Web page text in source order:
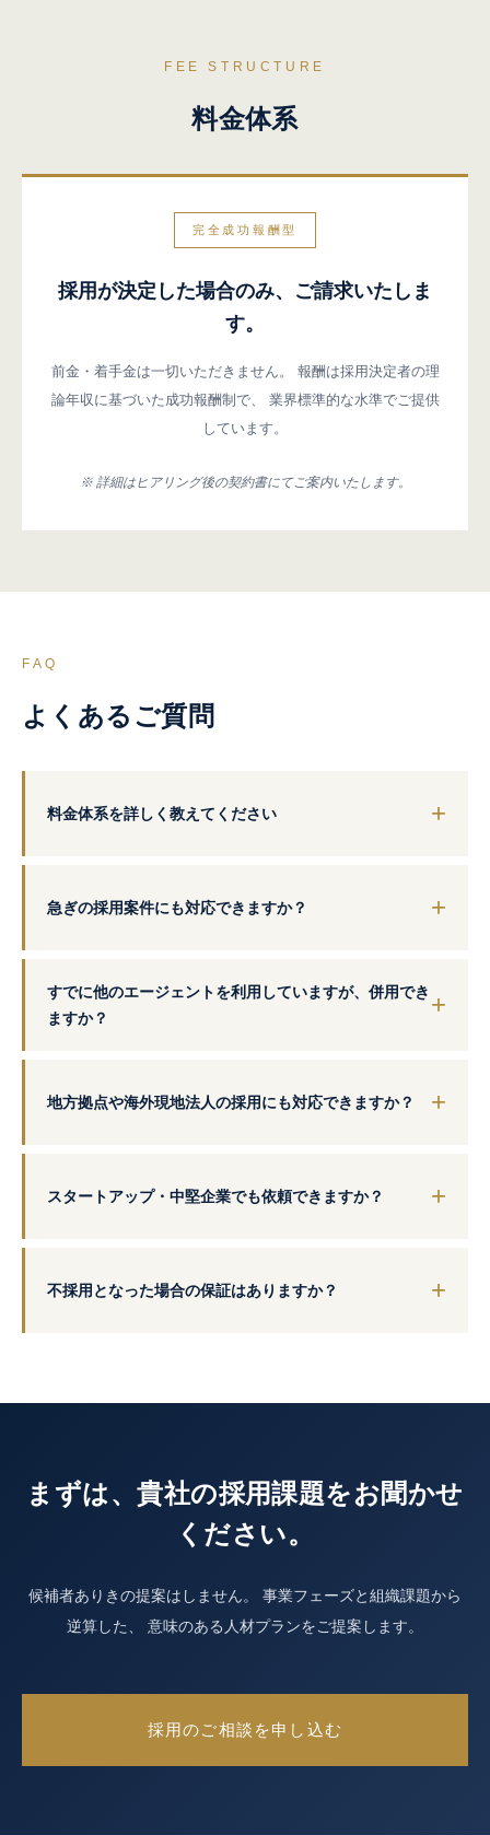
FEE STRUCTURE
料金体系
完全成功報酬型
採用が決定した場合のみ、ご請求いたしま
す。
前金・着手金は一切いただきません。
報酬は採用決定者の理
論年収に基づいた成功報酬制で、
業界標準的な水準でご提供
しています。
※ 詳細はヒアリング後の契約書にてご案内いたします。
FAQ
よくあるご質問
料金体系を詳しく教えてください
急ぎの採用案件にも対応できますか？
すでに他のエージェントを利用していますが、併用でき
ますか？
地方拠点や海外現地法人の採用にも対応できますか？
スタートアップ・中堅企業でも依頼できますか？
不採用となった場合の保証はありますか？
まずは、貴社の採用課題をお聞かせ
ください。
候補者ありきの提案はしません。
事業フェーズと組織課題から
逆算した、
意味のある人材プランをご提案します。
採用のご相談を申し込む